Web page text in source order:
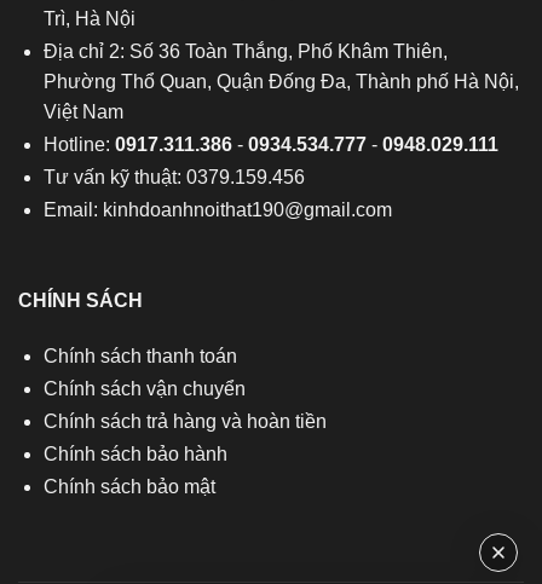
Trì, Hà Nội
Địa chỉ 2: Số 36 Toàn Thắng, Phố Khâm Thiên,
Phường Thổ Quan, Quận Đống Đa, Thành phố Hà Nội,
Việt Nam
Hotline: 0917.311.386- 0934.534.777- 0948.029.111
Tư vấn kỹ thuật: 0379.159.456
Email: kinhdoanhnoithat190@gmail.com
CHÍNH SÁCH
Chính sách thanh toán
Chính sách vận chuyển
Chính sách trả hàng và hoàn tiền
Chính sách bảo hành
Chính sách bảo mật